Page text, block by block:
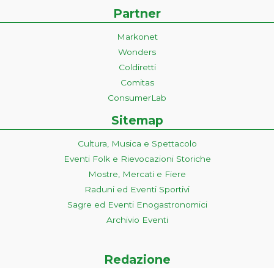
Partner
Markonet
Wonders
Coldiretti
Comitas
ConsumerLab
Sitemap
Cultura, Musica e Spettacolo
Eventi Folk e Rievocazioni Storiche
Mostre, Mercati e Fiere
Raduni ed Eventi Sportivi
Sagre ed Eventi Enogastronomici
Archivio Eventi
Redazione